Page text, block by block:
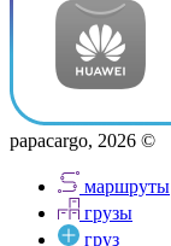
papacargo, 2026 ©
маршруты
грузы
груз